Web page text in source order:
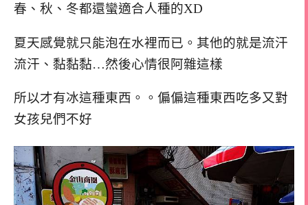
春、秋、冬都還蠻適合人種的XD
夏天感覺就只能泡在水裡而已。其他的就是流汗
流汗、黏黏黏…然後心情很阿雜這樣
所以才有冰這種東西。。偏偏這種東西吃多又對
女孩兒們不好